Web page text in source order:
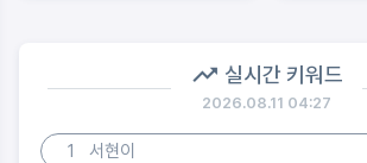
실시간 키워드
2026.08.11 04:27
1
서현이